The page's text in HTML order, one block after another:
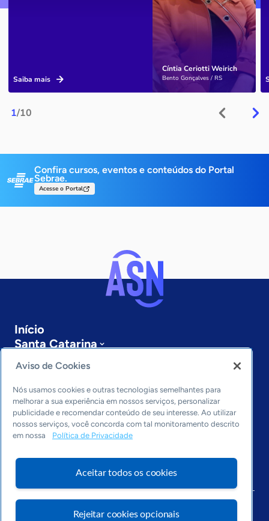
1/10
Cíntia Ceriotti Weirich
Bento Gonçalves / RS
Saiba mais
Confira cursos, eventos e conteúdos do Portal
Sebrae.
Acesse o Portal
Início
Santa Catarina
Sobre a ASN
Últimas notícias
Entre em contato
Editorias
Economia & Política
Inovação & Tecnologia
Cultura empreendedora
Arquivo
Aviso de Cookies
Nós usamos cookies e outras tecnologias semelhantes para
melhorar a sua experiência em nossos serviços, personalizar
publicidade e recomendar conteúdo de seu interesse. Ao utilizar
nossos serviços, você concorda com tal monitoramento descrito
em nossa
Política de Privacidade
Aceitar todos os cookies
Rejeitar cookies opcionais